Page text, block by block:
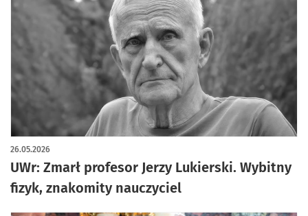
UWr: Zmarł profesor Jerzy Lukierski. Wybitny
fizyk, znakomity nauczyciel
26.05.2026